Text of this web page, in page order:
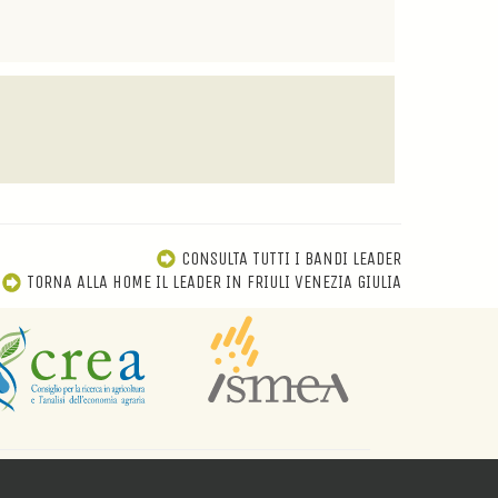
CONSULTA TUTTI I BANDI LEADER
TORNA ALLA HOME IL LEADER IN FRIULI VENEZIA GIULIA